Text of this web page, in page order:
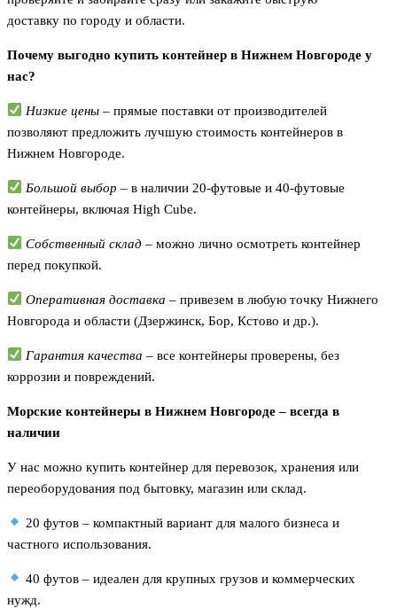
доставку по городу и области.
Почему выгодно купить контейнер в Нижнем Новгороде у
нас?
Низкие цены – прямые поставки от производителей
позволяют предложить лучшую стоимость контейнеров в
Нижнем Новгороде.
Большой выбор – в наличии 20-футовые и 40-футовые
контейнеры, включая High Cube.
Собственный склад – можно лично осмотреть контейнер
перед покупкой.
Оперативная доставка – привезем в любую точку Нижнего
Новгорода и области (Дзержинск, Бор, Кстово и др.).
Гарантия качества – все контейнеры проверены, без
коррозии и повреждений.
Морские контейнеры в Нижнем Новгороде – всегда в
наличии
У нас можно купить контейнер для перевозок, хранения или
переоборудования под бытовку, магазин или склад.
20 футов – компактный вариант для малого бизнеса и
частного использования.
40 футов – идеален для крупных грузов и коммерческих
нужд.